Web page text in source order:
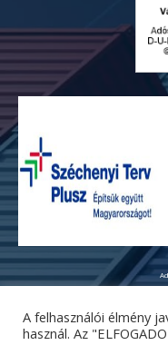
A felhasználói élmény
használ. Az